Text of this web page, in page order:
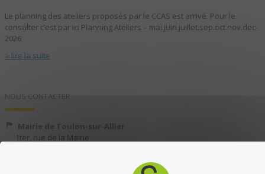
Le planning des ateliers proposés par le CCAS est arrivé. Pour le
consulter c’est par ici Planning Ateliers – mai.juin.juillet.sep.oct.nov.dec-
2026
> lire la suite
NOUS CONTACTER
Mairie de Toulon-sur-Allier
1ter, rue de la Mairie